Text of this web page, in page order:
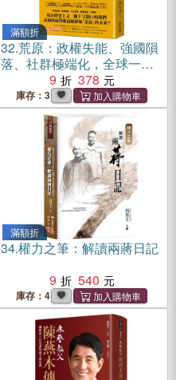
滿額折
32.荒原：政權失能、強國隕
落、社群極端化，全球一命
的新國際政治危機
9 378
庫存：3
滿額折
34.權力之筆：解讀兩蔣日記
9
540
庫存：4